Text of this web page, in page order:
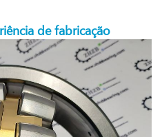
de fabricação